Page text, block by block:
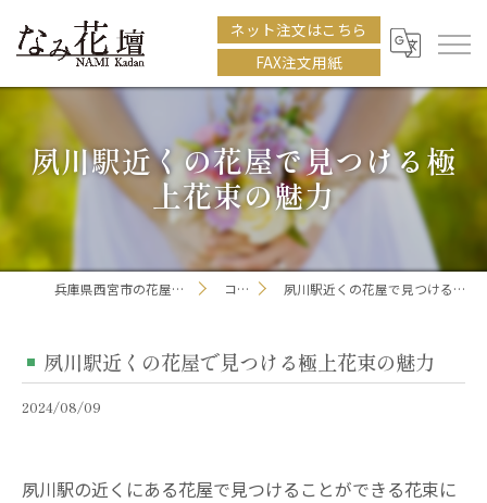
ネット注文はこちら
FAX注文用紙
夙川駅近くの花屋で見つける極
上花束の魅力
兵庫県西宮市の花屋ならなみ花壇 コラム 夙川駅近くの花屋で見つける極上花束の魅力
夙川駅近くの花屋で見つける極上花束の魅力
2024/08/09
夙川駅の近くにある花屋で見つけることができる花束に